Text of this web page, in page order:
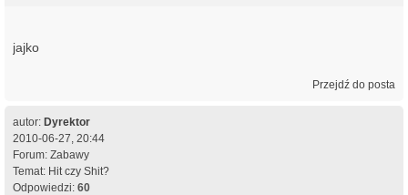
jajko
Przejdź do posta
autor: Dyrektor
2010-06-27, 20:44
Forum: Zabawy
Temat: Hit czy Shit?
Odpowiedzi: 60